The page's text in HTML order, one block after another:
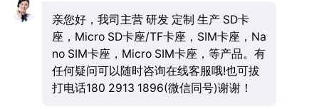
亲您好，我司主营 研发 定制 生产 SD卡
座，Micro SD卡座/TF卡座，SIM卡座，Na
no SIM卡座，Micro SIM卡座，等产品。有
任何疑问可以随时咨询在线客服哦!也可拔
打电话180 2913 1896(微信同号)谢谢！